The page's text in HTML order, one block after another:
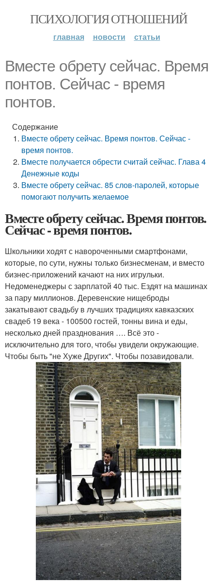
ПСИХОЛОГИЯ ОТНОШЕНИЙ
главная новости статьи
Вместе обрету сейчас. Время
понтов. Сейчас - время
понтов.
Содержание
Вместе обрету сейчас. Время понтов. Сейчас -
время понтов.
Вместе получается обрести считай сейчас. Глава 4
Денежные коды
Вместе обрету сейчас. 85 слов-паролей, которые
помогают получить желаемое
Вместе обрету сейчас. Время понтов.
Сейчас - время понтов.
Школьники ходят с навороченными смартфонами,
которые, по сути, нужны только бизнесменам, и вместо
бизнес-приложений качают на них игрульки.
Недоменеджеры с зарплатой 40 тыс. Ездят на машинах
за пару миллионов. Деревенские нищеброды
закатывают свадьбу в лучших традициях кавказских
свадеб 19 века - 100500 гостей, тонны вина и еды,
несколько дней празднования …. Всё это -
исключительно для того, чтобы увидели окружающие.
Чтобы быть "не Хуже Других". Чтобы позавидовали.